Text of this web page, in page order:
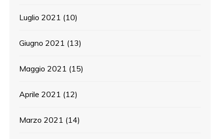
Luglio 2021 (10)
Giugno 2021 (13)
Maggio 2021 (15)
Aprile 2021 (12)
Marzo 2021 (14)